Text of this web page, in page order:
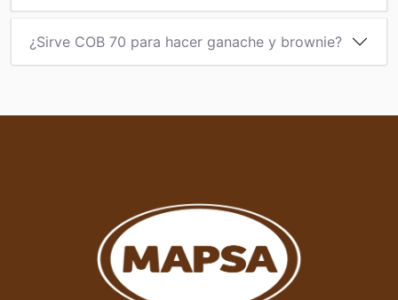
¿Sirve COB 70 para hacer ganache y brownie?